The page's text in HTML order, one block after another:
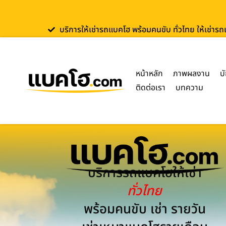
บริการให้เช่ารถแบคโฮ พร้อมคนขับ ทั่วไทย ให้เช่า
หน้าหลัก ภาพผลงาน
ติดต่อเรา
บทความ
บริการรถแบคโฮให้เช่า
ทั่วไทย
พร้อมคนขับ เช่า รายวัน